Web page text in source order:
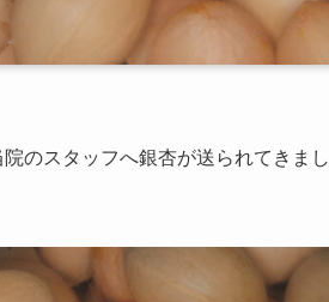
のスタッフへ銀杏が送られてきま